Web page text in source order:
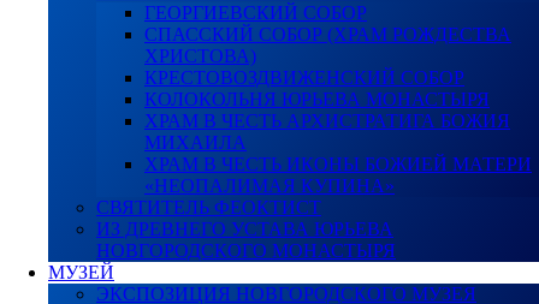
ГЕОРГИЕВСКИЙ СОБОР
СПАССКИЙ СОБОР (ХРАМ РОЖДЕСТВА
ХРИСТОВА)
КРЕСТОВОЗДВИЖЕНСКИЙ СОБОР
КОЛОКОЛЬНЯ ЮРЬЕВА МОНАСТЫРЯ
ХРАМ В ЧЕСТЬ АРХИСТРАТИГА БОЖИЯ
МИХАИЛА
ХРАМ В ЧЕСТЬ ИКОНЫ БОЖИЕЙ МАТЕРИ
«НЕОПАЛИМАЯ КУПИНА»
СВЯТИТЕЛЬ ФЕОКТИСТ
ИЗ ДРЕВНЕГО УСТАВА ЮРЬЕВА
НОВГОРОДСКОГО МОНАСТЫРЯ
МУЗЕЙ
ЭКСПОЗИЦИЯ НОВГОРОДСКОГО МУЗЕЯ